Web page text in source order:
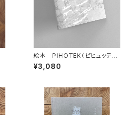
絵本 PIHOTEK（ピヒュッティ）
北極を風と歩く
¥3,080